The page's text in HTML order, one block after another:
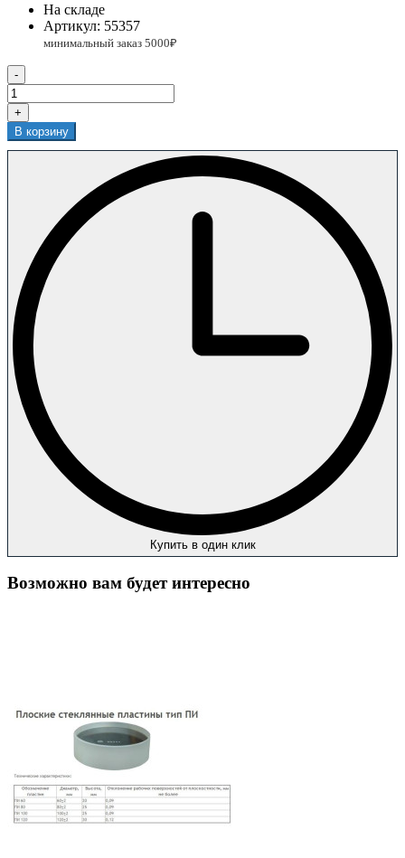
На складе
Артикул: 55357
-
+
В корзину
Купить в один клик
Возможно вам будет интересно